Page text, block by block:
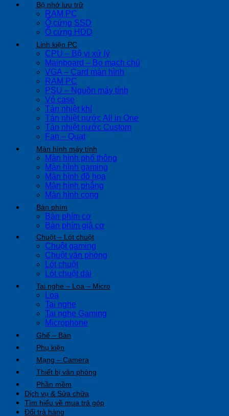
Bộ nhớ lưu trữ
RAM PC
Ổ cứng SSD
Ổ cứng HDD
Linh kiện PC
CPU – Bộ vi xử lý
Mainboard – Bo mạch chủ
VGA – Card màn hình
RAM PC
PSU – Nguồn máy tính
Vỏ case
Tản nhiệt khí
Tản nhiệt nước All in One
Tản nhiệt nước Custom
Fan – Quạt
Màn hình máy tính
Màn hình phổ thông
Màn hình gaming
Màn hình đồ họa
Màn hình phẳng
Màn hình cong
Bàn phím
Bàn phím cơ
Bàn phím giả cơ
Chuột – Lót chuột
Chuột gaming
Chuột văn phòng
Lót chuột
Lót chuột dài
Tai nghe – Loa – Micro
Loa
Tai nghe
Tai nghe Gaming
Microphone
Ghế – Bàn
Phụ kiện
Mạng – Camera
Thiết bị văn phòng
Phần mềm
Dịch vụ & Sửa chữa
Tìm hiểu về mua trả góp
Đổi trả hàng